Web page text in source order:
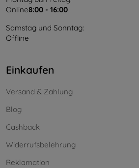
Online8:00 - 16:00
Samstag und Sonntag:
Offline
Einkaufen
Versand & Zahlung
Blog
Cashback
Widerrufsbelehrung
Reklamation